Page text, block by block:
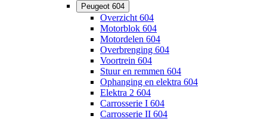
Peugeot 604
Overzicht 604
Motorblok 604
Motordelen 604
Overbrenging 604
Voortrein 604
Stuur en remmen 604
Ophanging en elektra 604
Elektra 2 604
Carrosserie I 604
Carrosserie II 604